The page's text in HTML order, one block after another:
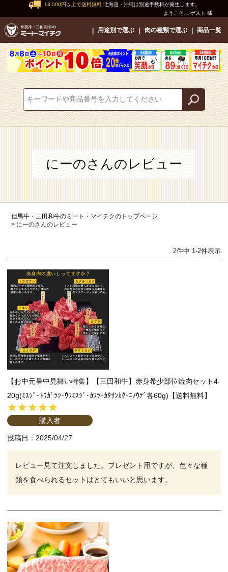
13,000円以上で送料無料 北海道・沖縄は別途手数料が発生します。
ようこそ、 ゲスト 様
用途別で選ぶ 肉の種類で選ぶ 商品一覧
にーのさんのレビュー
但馬牛・三田和牛のミート・マイチクのトップページ
にーのさんのレビュー
2件中 1-2件表示
【お中元暑中見舞い特集】【三田和牛】赤身希少部位焼肉セット4
20g(ﾐｽｼﾞ･ﾄｳｶﾞﾗｼ･ｳﾜﾐｽｼﾞ･ｶﾜﾗ･ｶﾀｻﾝｶｸ･ﾆﾉｳﾃﾞ各60g)【送料無料】
購入者
投稿日 2025/04/27
レビュー見て注文しました。プレゼント用ですが、色々な種
類を食べられるセットはとてもいいと思います。